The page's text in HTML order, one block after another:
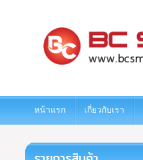
หน้าแรก เกี่ยวกับเรา